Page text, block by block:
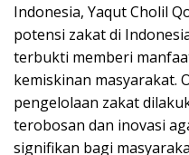
Indonesia, Yaqut Cholil
potensi zakat di
terbukti memberi
kemiskinan masyarakat.
pengelolaan zakat
terobosan dan inovasi
signifikan bagi